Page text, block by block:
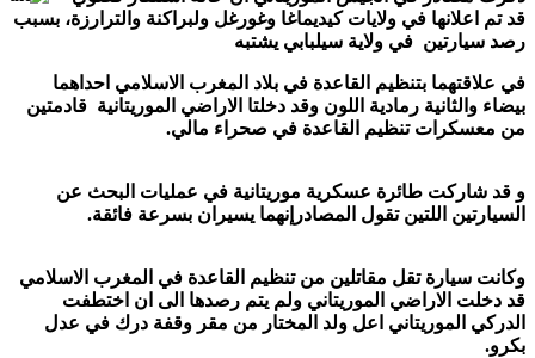
قد تم اعلانها في ولايات كيديماغا وغورغل ولبراكنة والترارزة، بسبب
رصد سيارتين في ولاية سيلبابي يشتبه
في علاقتهما بتنظيم القاعدة في بلاد المغرب الاسلامي احداهما
بيضاء والثانية رمادية اللون وقد دخلتا الاراضي الموريتانية قادمتين
من معسكرات تنظيم القاعدة في صحراء مالي.
و قد شاركت طائرة عسكرية موريتانية في عمليات البحث عن
السيارتين اللتين تقول المصادرإنهما يسيران بسرعة فائقة.
وكانت سيارة تقل مقاتلين من تنظيم القاعدة في المغرب الاسلامي
قد دخلت الاراضي الموريتاني ولم يتم رصدها الى ان اختطفت
الدركي الموريتاني اعل ولد المختار من مقر وقفة درك في عدل
بكرو.